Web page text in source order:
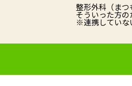
整形外科（まつ
そういった方
※連携していな